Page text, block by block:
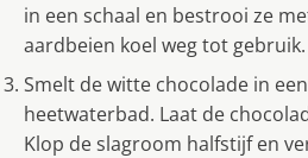
in een schaal en bestrooi ze
aardbeien koel weg tot gebruik.
Smelt de witte chocolade in
heetwaterbad. Laat de
Klop de slagroom halfstijf en